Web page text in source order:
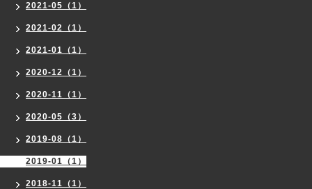
2021-05（1）
2021-02（1）
2021-01（1）
2020-12（1）
2020-11（1）
2020-05（3）
2019-08（1）
2019-01（1）
2018-11（1）